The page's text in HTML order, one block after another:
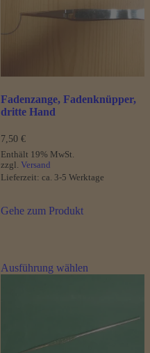
Fadenzange, Fadenknüpper,
dritte Hand
7,50 €
Enthält 19% MwSt.
zzgl. Versand
Lieferzeit: ca. 3-5 Werktage
Gehe zum Produkt
Ausführung wählenProdukt
Die